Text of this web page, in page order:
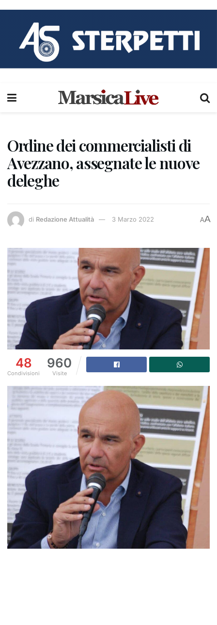
Ordine dei commercialisti di
Avezzano, assegnate le nuove
deleghe
di Redazione Attualità 3 Marzo 2022 AA
48
Condivisioni
960
Visite